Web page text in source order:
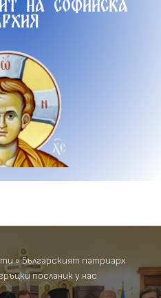
на софийска
»Българският патриарх
посланик у нас